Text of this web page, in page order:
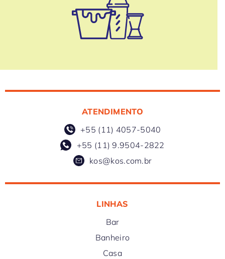
ATENDIMENTO
+55 (11) 4057-5040
+55 (11) 9.9504-2822
kos@kos.com.br
LINHAS
Bar
Banheiro
Casa